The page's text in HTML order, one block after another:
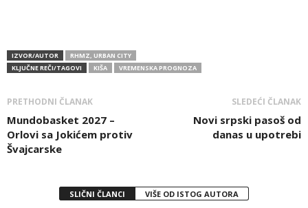
IZVOR/AUTOR
RHMZ, URBAN CITY
KLJUČNE REČI/TAGOVI
KIŠA VREMENSKA PROGNOZA
PRETHODNI ČLANAK
Mundobasket 2027 –
Orlovi sa Jokićem protiv
Švajcarske
SLEDEĆI ČLANAK
Novi srpski pasoš od
danas u upotrebi
SLIČNI ČLANCI VIŠE OD ISTOG AUTORA